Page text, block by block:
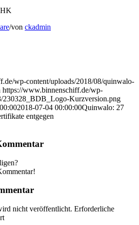
/von ckadmin
wp-content/uploads/2018/08/quinwalo-
https://www.binnenschiff.de/wp-
230328_BDB_Logo-Kurzversion.png
2018-07-04 00:00:00Quinwalo: 27
entgegen
nicht veröffentlicht. Erforderliche